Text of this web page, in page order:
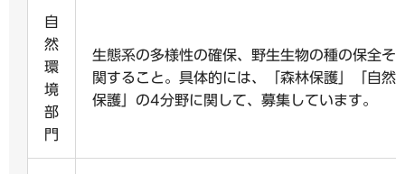
自
然
環
境
部
門
生態系の多様性の確保、野生生物の種の保全そ
関すること。具体的には、「森林保護」「自然
保護」の4分野に関して、募集しています。